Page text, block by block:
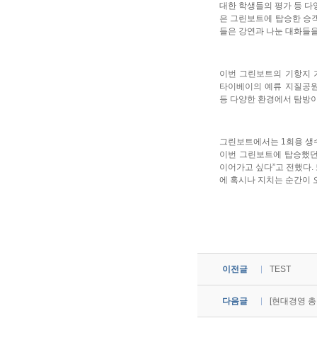
대한 학생들의 평가 등 다
은 그린보트에 탑승한 승
들은 강연과 나눈 대화들
이번 그린보트의 기항지
타이베이의 예류 지질공
등 다양한 환경에서 탐방
그린보트에서는 1회용 생
이번 그린보트에 탑승했
이어가고 싶다”고 전했다
에 혹시나 지치는 순간이
이전글 TEST
다음글 [현대경영